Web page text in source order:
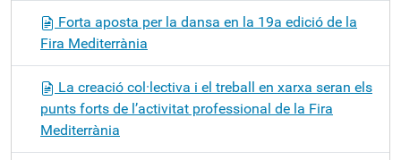
Forta aposta per la dansa en la 19a edició de la
Fira Mediterrània
La creació col·lectiva i el treball en xarxa seran els
punts forts de l’activitat professional de la Fira
Mediterrània